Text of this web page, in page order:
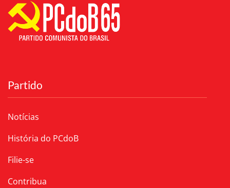
Partido
Notícias
História do PCdoB
Filie-se
Contribua